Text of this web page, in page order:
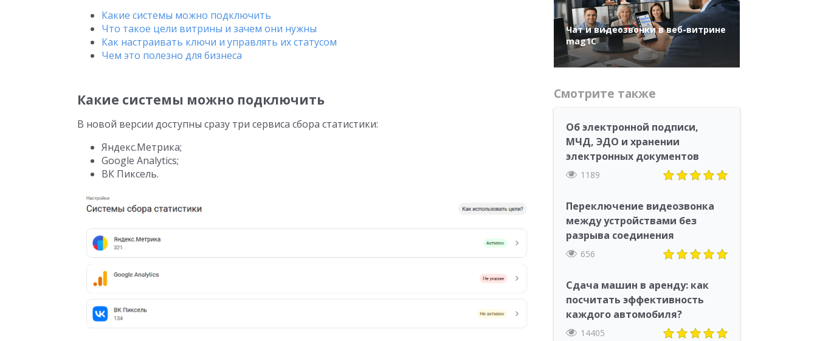
Какие системы можно подключить
Что такое цели витрины и зачем они нужны
Как настраивать ключи и управлять их статусом
Чем это полезно для бизнеса
Какие системы можно подключить
В новой версии доступны сразу три сервиса сбора статистики:
Яндекс.Метрика;
Google Analytics;
ВК Пиксель.
Чат и видеозвонки в веб-витрине
mag1C
Смотрите также
Об электронной подписи,
МЧД, ЭДО и хранении
электронных документов
1189
Переключение видеозвонка
между устройствами без
разрыва соединения
656
Сдача машин в аренду: как
посчитать эффективность
каждого автомобиля?
14405